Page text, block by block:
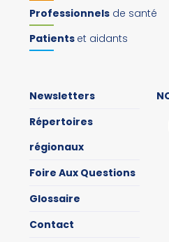
Professionnels de santé
Patients et aidants
Newsletters
Répertoires
régionaux
Foire Aux Questions
Glossaire
Contact